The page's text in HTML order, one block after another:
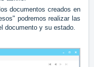
documentos creados en
podremos realizar las
documento y su estado.